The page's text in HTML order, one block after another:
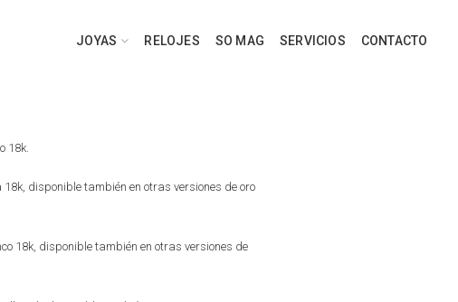
JOYAS RELOJES SO MAG SERVICIOS CONTACTO
18k.
disponible también en otras versiones de oro
18k, disponible también en otras versiones de